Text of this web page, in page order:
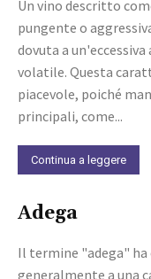
Un vino descritto
pungente o
dovuta a
volatile. Questa
piacevole, poiché
principali, come...
Continua a leggere
Adega
Il termine "adega"
generalmente a una